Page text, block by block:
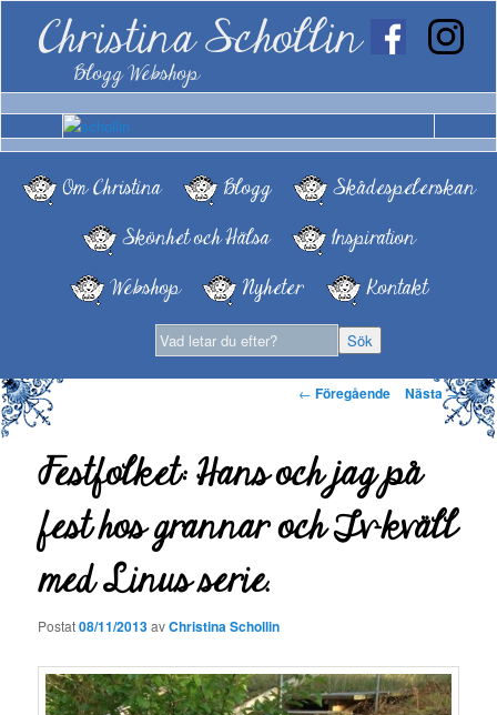
Christina Schollin
Blogg Webshop
Om Christina Blogg
Skådespelerskan
Skönhet och Hälsa
Inspiration
Webshop
Nyheter Kontakt
Inläggsnavigering
← Föregående Nästa→
Festfolket: Hans och jag på
fest hos grannar och Tv-kväll
med Linus serie.
Postat08/11/2013avChristina Schollin